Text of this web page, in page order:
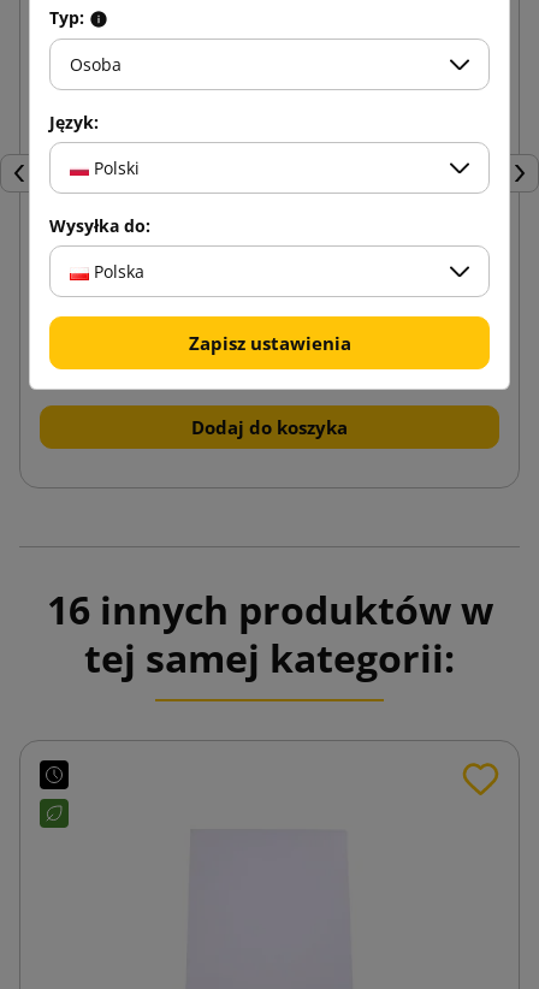
Poprzedni
Brązowa taśma klejąca SMART Akryl 48/60
od 3,19 zł brutto
Dodaj do koszyka
16 innych produktów w
tej samej kategorii:
Typ:
Osoba
Język:
Polski
Wysyłka do:
Polska
Zapisz ustawienia